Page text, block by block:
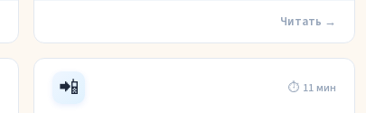
Читать →
📲 ⏱ 11 мин